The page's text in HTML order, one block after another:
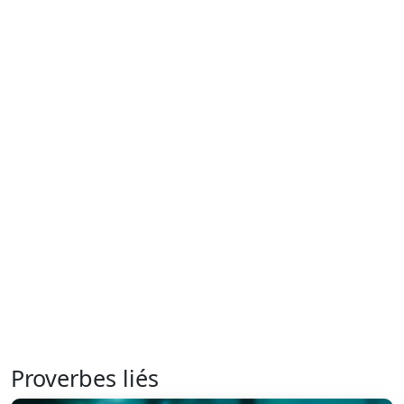
Proverbes liés